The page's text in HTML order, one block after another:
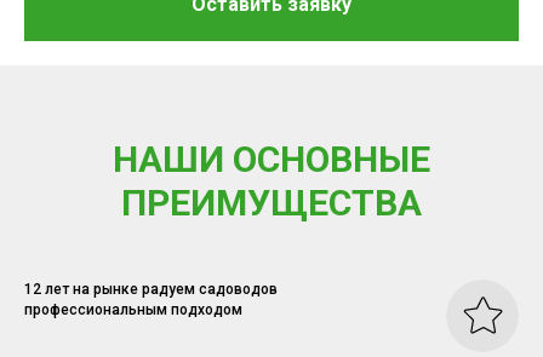
НАШИ ОСНОВНЫЕ
ПРЕИМУЩЕСТВА
12 лет на рынке радуем садоводов
профессиональным подходом